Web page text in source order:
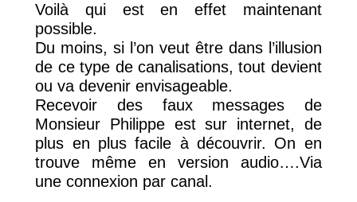
Voilà qui est en effet maintenant
possible.
Du moins, si l’on veut être dans l’illusion
de ce type de canalisations, tout devient
ou va devenir envisageable.
Recevoir des faux messages de
Monsieur Philippe est sur internet, de
plus en plus facile à découvrir. On en
trouve même en version audio….Via
une connexion par canal.